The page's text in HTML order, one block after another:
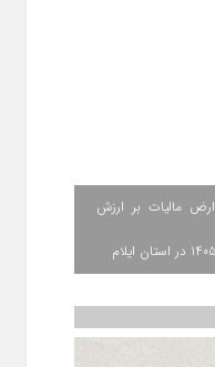
تومان عوارض مالیات بر ارزش